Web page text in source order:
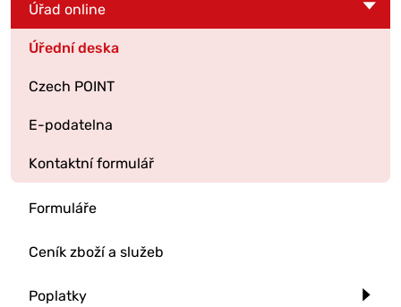
Úřad online
Úřední deska
Czech POINT
E-podatelna
Kontaktní formulář
Formuláře
Ceník zboží a služeb
Poplatky